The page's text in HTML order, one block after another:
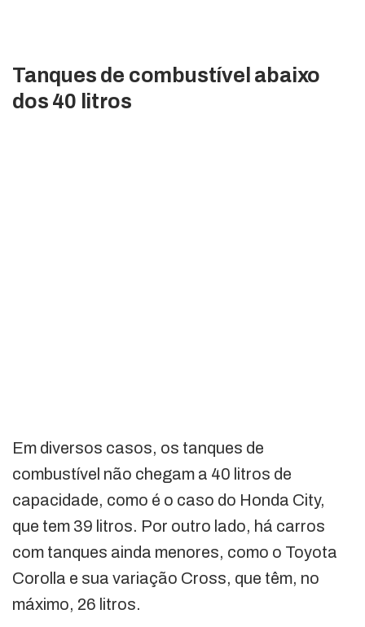
Tanques de combustível abaixo
dos 40 litros
Em diversos casos, os tanques de
combustível não chegam a 40 litros de
capacidade, como é o caso do Honda City,
que tem 39 litros. Por outro lado, há carros
com tanques ainda menores, como o Toyota
Corolla e sua variação Cross, que têm, no
máximo, 26 litros.